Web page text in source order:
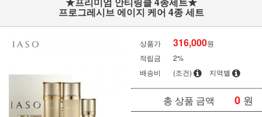
프로그레시브 에이지 케어 4종 세트
상품가 316,000원
적립금
2%
배송비
(조건) 지역별
총 상품 금액 0 원